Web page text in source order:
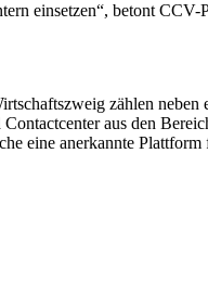
einsetzen“, betont CCV-
zählen neben
aus den
eine anerkannte Plattform